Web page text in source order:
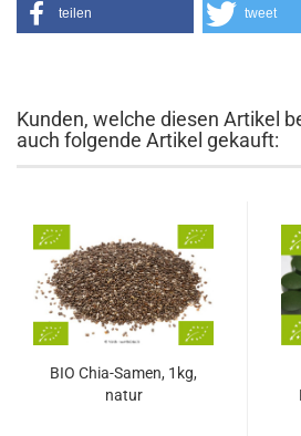
teilen tweet
Kunden, welche diesen Artikel
auch folgende Artikel gekauft:
BIO Chia-Samen, 1kg,
natur